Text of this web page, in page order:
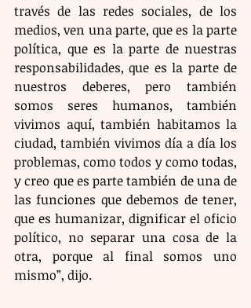
través de las redes sociales, de los
medios, ven una parte, que es la parte
política, que es la parte de nuestras
responsabilidades, que es la parte de
nuestros deberes, pero también
somos seres humanos, también
vivimos aquí, también habitamos la
ciudad, también vivimos día a día los
problemas, como todos y como todas,
y creo que es parte también de una de
las funciones que debemos de tener,
que es humanizar, dignificar el oficio
político, no separar una cosa de la
otra, porque al final somos uno
mismo”, dijo.